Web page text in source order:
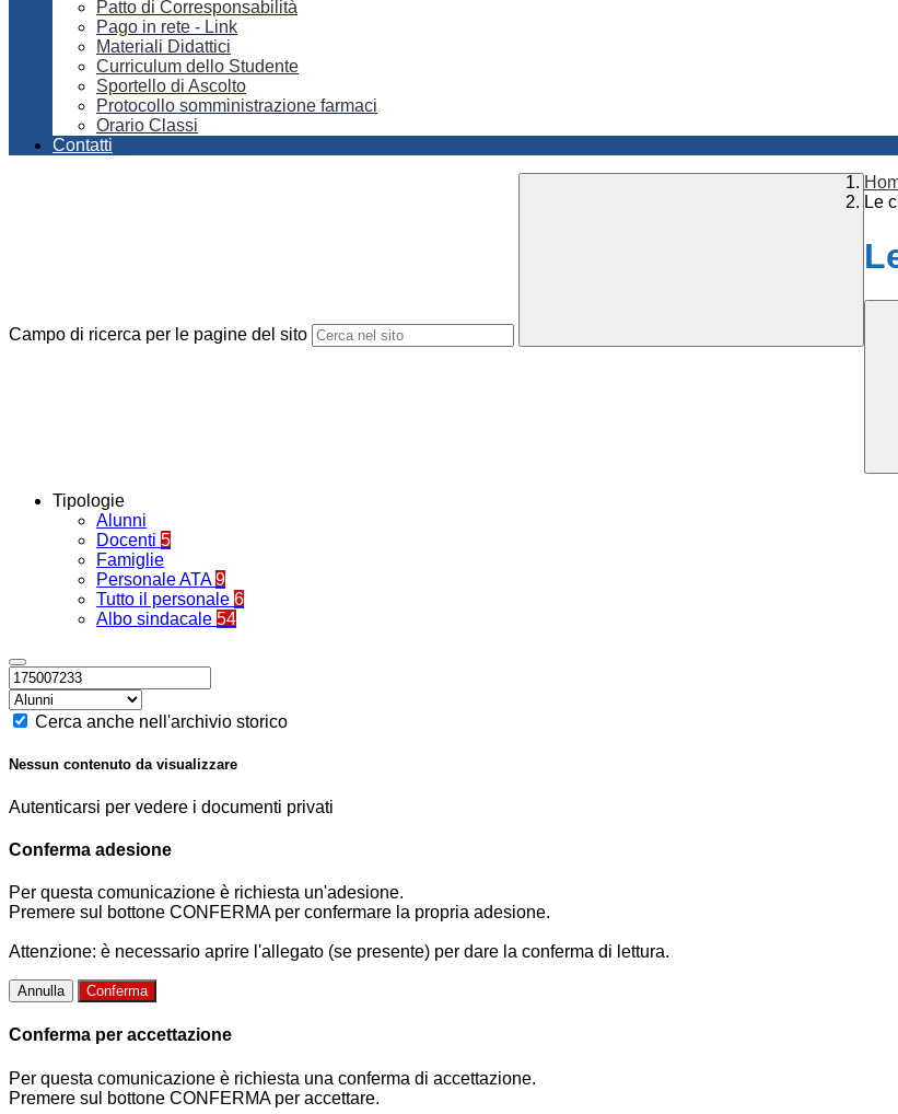
Patto di Corresponsabilità
Pago in rete - Link
Materiali Didattici
Curriculum dello Studente
Sportello di Ascolto
Protocollo somministrazione farmaci
Orario Classi
Contatti
Campo di ricerca per le pagine del sito
Le
Tipologie
Alunni
Docenti 5
Famiglie
Personale ATA9
Tutto il personale 6
Albo sindacale 54
Cerca anche nell'archivio storico
Nessun contenuto da visualizzare
Autenticarsi per vedere i documenti privati
Conferma adesione
Per questa comunicazione è richiesta un'adesione.
Premere sul bottone CONFERMA per confermare la propria adesione.
Attenzione: è necessario aprire l'allegato (se presente) per dare la conferma di lettura.
Annulla Conferma
Conferma per accettazione
Per questa comunicazione è richiesta una conferma di accettazione.
Premere sul bottone CONFERMA per accettare.